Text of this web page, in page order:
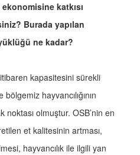
katkısı
Burada yapılan
ne kadar?
kapasitesini sürekli
hayvancılığının
olmuştur. OSB’nin en
et kalitesinin artması,
hayvancılık ile ilgili yan